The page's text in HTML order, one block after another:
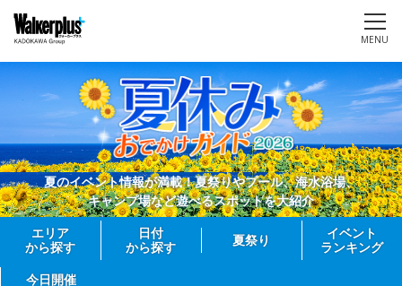
MENU
夏のイベント情報が満載！夏祭りやプール、海水浴場、
キャンプ場など遊べるスポットを大紹介
エリア
から探す
日付
から探す
夏祭り
イベント
ランキング
今日開催